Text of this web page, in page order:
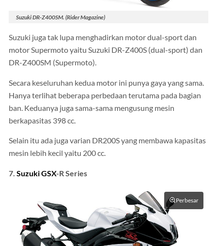
Suzuki DR-Z400SM. (Rider Magazine)
Suzuki juga tak lupa menghadirkan motor dual-sport dan
motor Supermoto yaitu Suzuki DR-Z400S (dual-sport) dan
DR-Z400SM (Supermoto).
Secara keseluruhan kedua motor ini punya gaya yang sama.
Hanya terlihat beberapa perbedaan terutama pada bagian
ban. Keduanya juga sama-sama mengusung mesin
berkapasitas 398 cc.
Selain itu ada juga varian DR200S yang membawa kapasitas
mesin lebih kecil yaitu 200 cc.
7. Suzuki GSX-R Series
Perbesar